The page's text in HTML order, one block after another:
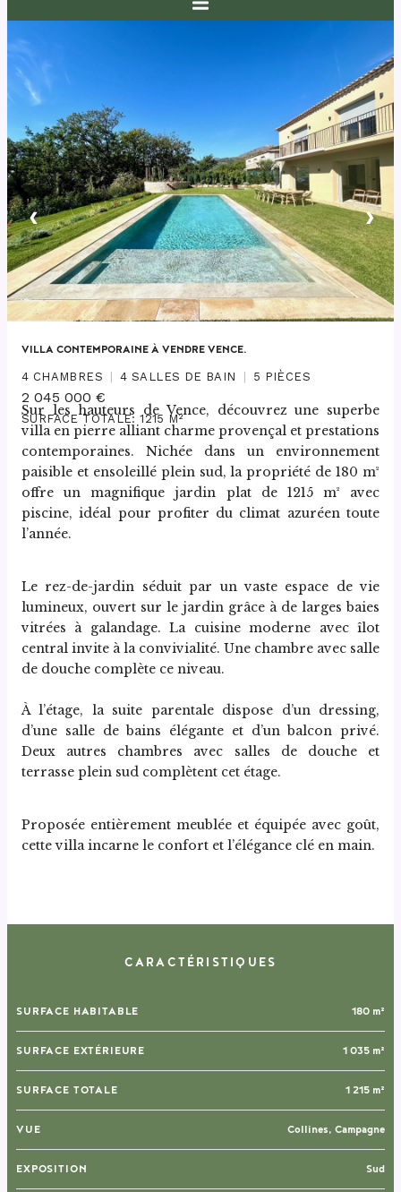
‹ ›
VILLA CONTEMPORAINE À VENDRE VENCE.
4 CHAMBRES
4 SALLES DE BAIN 5 PIÈCES
2 045 000 €
SURFACE TOTALE: 1215 M²
Sur les hauteurs de Vence, découvrez une superbe
villa en pierre alliant charme provençal et prestations
contemporaines. Nichée dans un environnement
paisible et ensoleillé plein sud, la propriété de 180 m²
offre un magnifique jardin plat de 1215 m² avec
piscine, idéal pour profiter du climat azuréen toute
l’année.
Le rez-de-jardin séduit par un vaste espace de vie
lumineux, ouvert sur le jardin grâce à de larges baies
vitrées à galandage. La cuisine moderne avec îlot
central invite à la convivialité. Une chambre avec salle
de douche complète ce niveau.
À l’étage, la suite parentale dispose d’un dressing,
d’une salle de bains élégante et d’un balcon privé.
Deux autres chambres avec salles de douche et
terrasse plein sud complètent cet étage.
Proposée entièrement meublée et équipée avec goût,
cette villa incarne le confort et l’élégance clé en main.
CARACTÉRISTIQUES
SURFACE HABITABLE 180 m²
SURFACE EXTÉRIEURE 1 035 m²
SURFACE TOTALE 1 215 m²
VUE Collines, Campagne
EXPOSITION Sud